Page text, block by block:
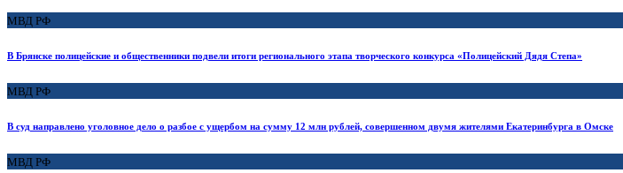
МВД РФ
В Брянске полицейские и общественники подвели итоги регионального этапа творческого конкурса «Полицейский Дядя Степа»
МВД РФ
В суд направлено уголовное дело о разбое с ущербом на сумму 12 млн рублей, совершенном двумя жителями Екатеринбурга в Омске
МВД РФ